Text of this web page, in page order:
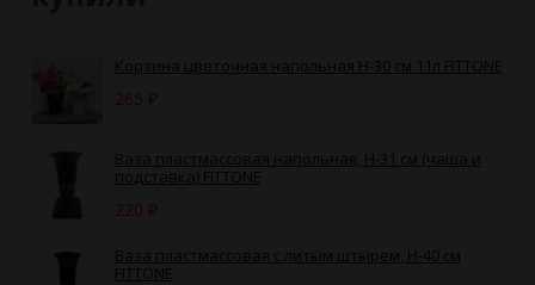
Корзина цветочная напольная Н-30 см 11л FITTONE
265 ₽
Ваза пластмассовая напольная, H-31 см (чаша и
подставка) FITTONE
220 ₽
Ваза пластмассовая с литым штырем, H-40 см
FITTONE